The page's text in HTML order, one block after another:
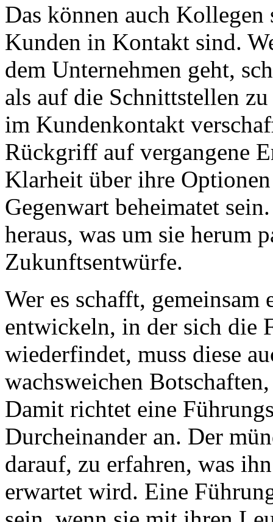
Das können auch
Kunden in Kontakt sind.
dem Unternehmen geht,
als auf die Schnittstellen
im Kundenkontakt
Rückgriff auf vergangene
Klarheit über ihre
Gegenwart beheimatet
heraus, was um sie herum
Zukunftsentwürfe.
Wer es schafft, gemeinsam
entwickeln, in der sich die
wiederfindet, muss diese
wachsweichen
Damit richtet eine
Durcheinander an. Der
darauf, zu erfahren, was
erwartet wird. Eine